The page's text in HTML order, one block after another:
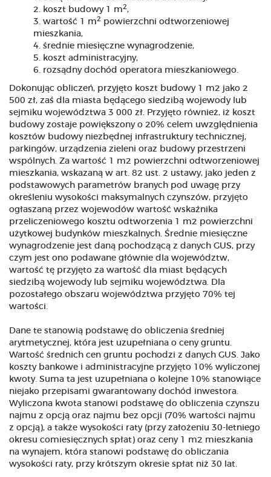
koszt budowy 1 m2,
wartość 1 m2 powierzchni odtworzeniowej
mieszkania,
średnie miesięczne wynagrodzenie,
koszt administracyjny,
rozsądny dochód operatora mieszkaniowego.
Dokonując obliczeń, przyjęto koszt budowy 1 m2 jako 2
500 zł, zaś dla miasta będącego siedzibą wojewody lub
sejmiku województwa 3 000 zł. Przyjęto również, iż koszt
budowy zostaje powiększony o 20% celem uwzględnienia
kosztów budowy niezbędnej infrastruktury technicznej,
parkingów, urządzenia zieleni oraz budowy przestrzeni
wspólnych. Za wartość 1 m2 powierzchni odtworzeniowej
mieszkania, wskazaną w art. 82 ust. 2 ustawy, jako jeden z
podstawowych parametrów branych pod uwagę przy
określeniu wysokości maksymalnych czynszów, przyjęto
ogłaszaną przez wojewodów wartość wskaźnika
przeliczeniowego kosztu odtworzenia 1 m2 powierzchni
użytkowej budynków mieszkalnych. Średnie miesięczne
wynagrodzenie jest daną pochodzącą z danych GUS, przy
czym jest ono podawane głównie dla województw,
wartość tę przyjęto za wartość dla miast będących
siedzibą wojewody lub sejmiku województwa. Dla
pozostałego obszaru województwa przyjęto 70% tej
wartości.
Dane te stanowią podstawę do obliczenia średniej
arytmetycznej, która jest uzupełniana o ceny gruntu.
Wartość średnich cen gruntu pochodzi z danych GUS. Jako
koszty bankowe i administracyjne przyjęto 10% wyliczonej
kwoty. Suma ta jest uzupełniana o kolejne 10% stanowiące
niejako przepisami gwarantowany dochód inwestora.
Wyliczona kwota stanowi podstawę do obliczenia czynszu
najmu z opcją oraz najmu bez opcji (70% wartości najmu
z opcją), a także wysokości raty (przy założeniu 30-letniego
okresu comiesięcznych spłat) oraz ceny 1 m2 mieszkania
na wynajem, która stanowi podstawę do obliczania
wysokości raty, przy krótszym okresie spłat niż 30 lat.